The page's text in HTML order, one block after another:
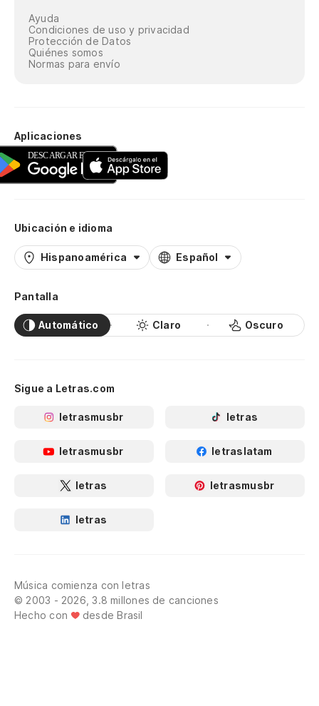
Ayuda
Condiciones de uso y privacidad
Protección de Datos
Quiénes somos
Normas para envío
Aplicaciones
Ubicación e idioma
Hispanoamérica Español
Pantalla
Automático Claro Oscuro
Sigue a Letras.com
letrasmusbr letras
letrasmusbr letraslatam
letras letrasmusbr
letras
Música comienza con letras
© 2003 - 2026, 3.8 millones de canciones
Hecho con
desde Brasil